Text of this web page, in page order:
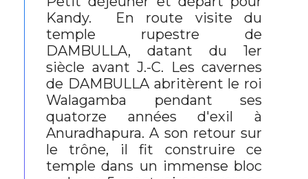
Kandy. En route visite du
temple rupestre de
DAMBULLA, datant du 1er
siècle avant J.-C. Les cavernes
de DAMBULLA abritèrent le roi
Walagamba pendant ses
quatorze années d'exil à
Anuradhapura. A son retour sur
le trône, il fit construire ce
temple dans un immense bloc